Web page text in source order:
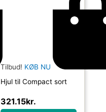
Tilbud! KØB NU
Hjul til Compact sort
321.15kr.